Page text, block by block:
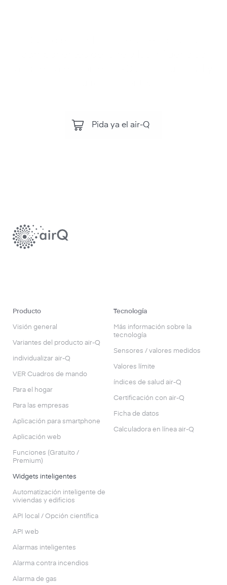
Pida ya el air-Q
Producto
Visión general
Variantes del producto air-Q
individualizar air-Q
VER Cuadros de mando
Para el hogar
Para las empresas
Aplicación para smartphone
Aplicación web
Funciones (Gratuito /
Premium)
Widgets inteligentes
Automatización inteligente de
viviendas y edificios
API local / Opción científica
API web
Alarmas inteligentes
Alarma contra incendios
Alarma de gas
Tecnología
Más información sobre la
tecnología
Sensores / valores medidos
Valores límite
índices de salud air-Q
Certificación con air-Q
Ficha de datos
Calculadora en línea air-Q